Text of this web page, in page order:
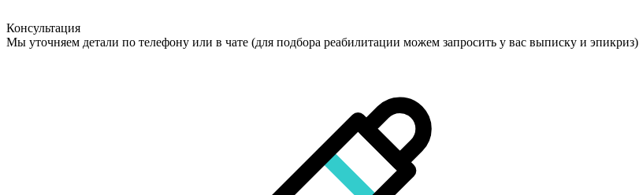
Консультация
Мы уточняем детали по телефону или в чате (для подбора реабилитации можем запросить у вас выписку и эпикриз)